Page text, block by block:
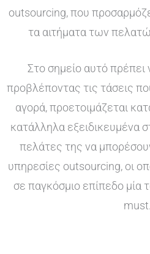
outsourcing, που
τα αιτήματα των
Στο σημείο αυτό πρέπει
προβλέποντας τις τάσεις
αγορά, προετοιμάζεται
κατάλληλα εξειδικευμένα
πελάτες της να
υπηρεσίες outsourcing, οι
σε παγκόσμιο επίπεδο μία
must.